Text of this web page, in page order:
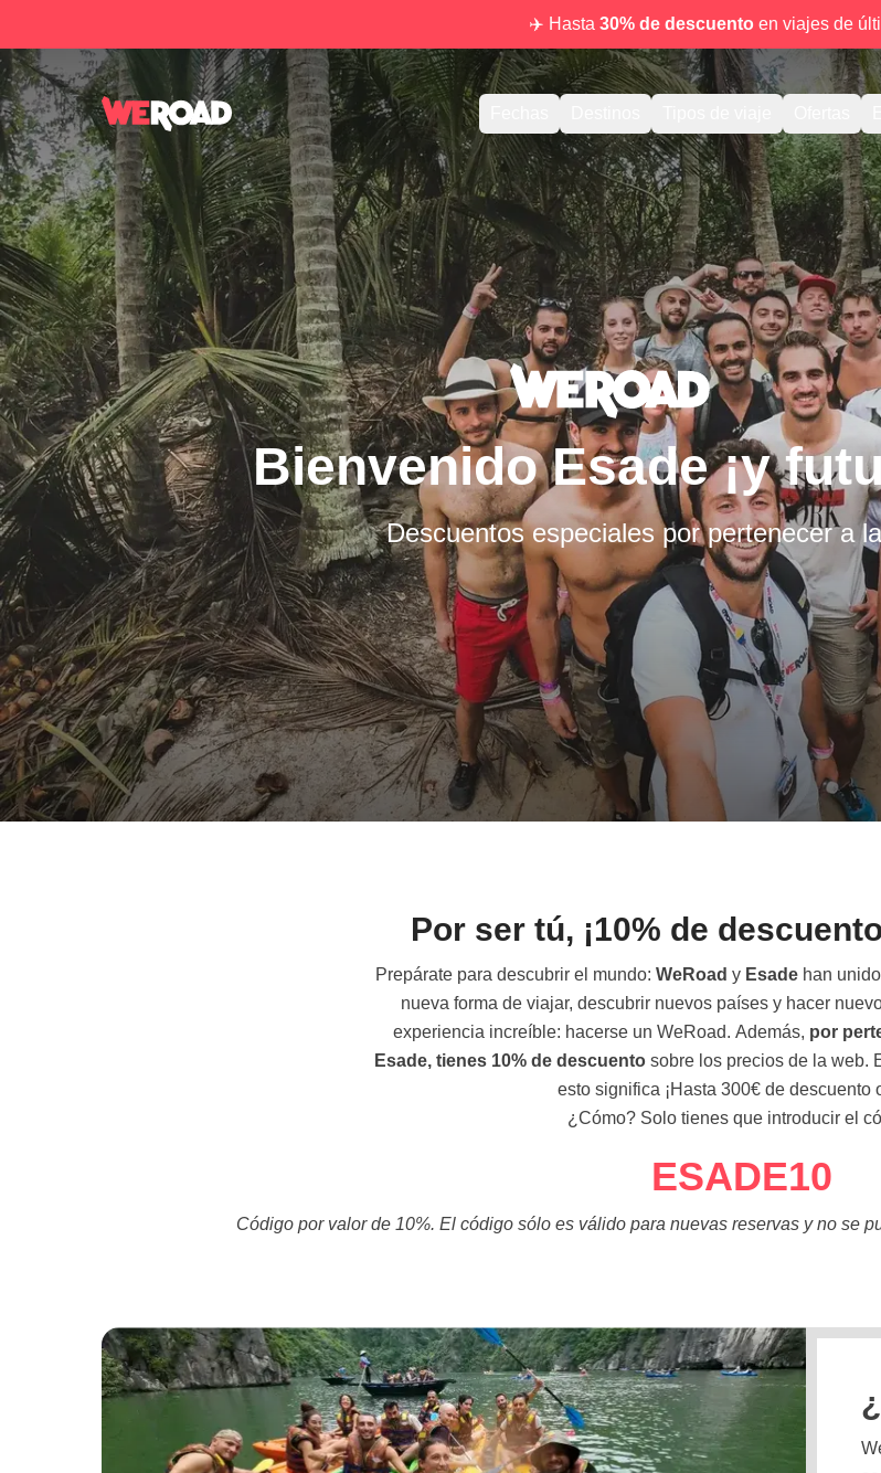
✈️ Hasta 30% de descuentoen viajes de
Bienvenido Esade ¡y
Descuentos especiales por pertenecer a
Por ser tú, ¡10% de
Prepárate para descubrir el mundo: WeRoad y Esade han
nueva forma de viajar, descubrir nuevos países y hacer
experiencia increíble: hacerse un WeRoad. Además, por
Esade, tienes 10% de descuento sobre los precios de la web.
esto significa ¡Hasta 300€ de descuento
¿Cómo? Solo tienes que introducir el
ESADE10
Código por valor de 10%. El código sólo es válido para nuevas reservas y no se